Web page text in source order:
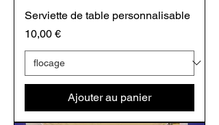
Serviette de table personnalisable
Prix
10,00 €
Ajouter au panier